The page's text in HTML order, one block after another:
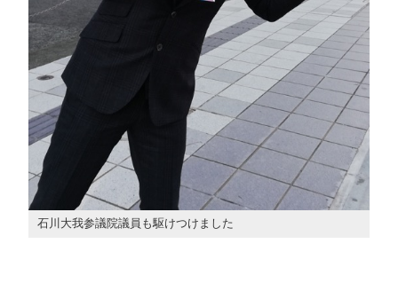
石川大我参議院議員も駆けつけました